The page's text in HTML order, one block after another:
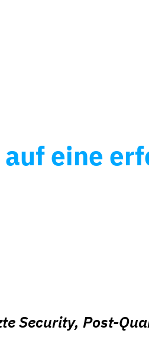
eine
Security, Post-